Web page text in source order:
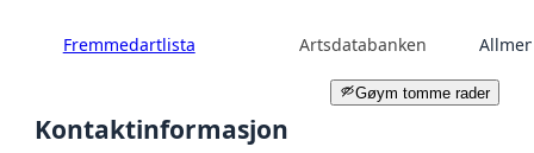
Fremmedartlista Artsdatabanken
Gøym tomme rader
Kontaktinformasjon